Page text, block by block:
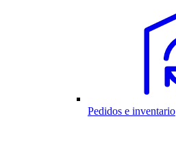
Pedidos e inventario